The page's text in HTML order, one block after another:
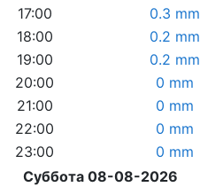
17:00
0.3 mm
18:00
0.2 mm
19:00
0.2 mm
20:00
0 mm
21:00
0 mm
22:00
0 mm
23:00
0 mm
Суббота 08-08-2026